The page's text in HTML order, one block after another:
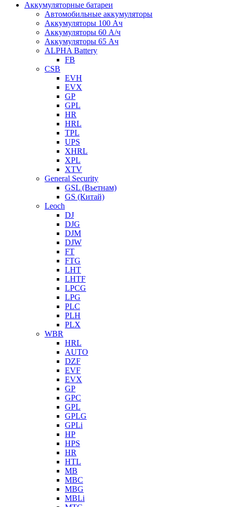
Аккумуляторные батареи
Автомобильные аккумуляторы
Аккумуляторы 100 Ач
Аккумуляторы 60 А/ч
Аккумуляторы 65 Ач
ALPHA Battery
FB
CSB
EVH
EVX
GP
GPL
HR
HRL
TPL
UPS
XHRL
XPL
XTV
General Security
GSL (Вьетнам)
GS (Китай)
Leoch
DJ
DJG
DJM
DJW
FT
FTG
LHT
LHTF
LPCG
LPG
PLC
PLH
PLX
WBR
HRL
AUTO
DZF
EVF
EVX
GP
GPC
GPL
GPLG
GPLi
HP
HPS
HR
HTL
MB
MBC
MBG
MBLi